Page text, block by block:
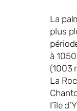
La
plus
à
(1003
La
l’île